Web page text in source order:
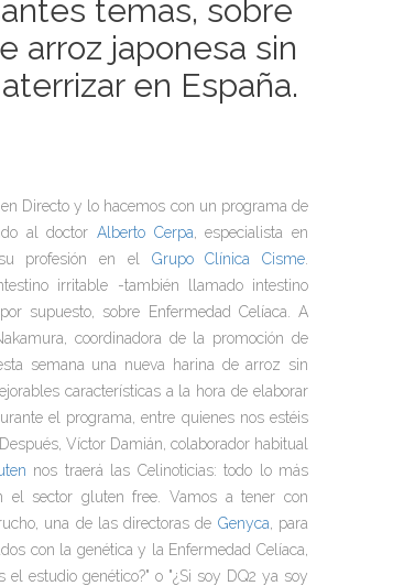
temas, sobre
arroz japonesa sin
en España.
Directo y lo hacemos con un programa de
al doctor Alberto Cerpa , especialista en
profesión en el Grupo Clínica Cisme
irritable -también llamado intestino
supuesto, sobre Enfermedad Celíaca. A
coordinadora de la promoción de
semana una nueva harina de arroz sin
características a la hora de elaborar
el programa, entre quienes nos estéis
Víctor Damián, colaborador habitual
nos traerá las Celinoticias: todo lo más
el sector gluten free. Vamos a tener con
una de las directoras de Genyca , para
con la genética y la Enfermedad Celíaca,
el estudio genético?" o "¿Si soy DQ2 ya soy